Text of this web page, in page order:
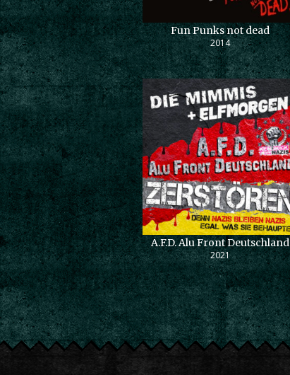
Fun Punks not dead
2014
A.F.D. Alu Front Deutschland
2021